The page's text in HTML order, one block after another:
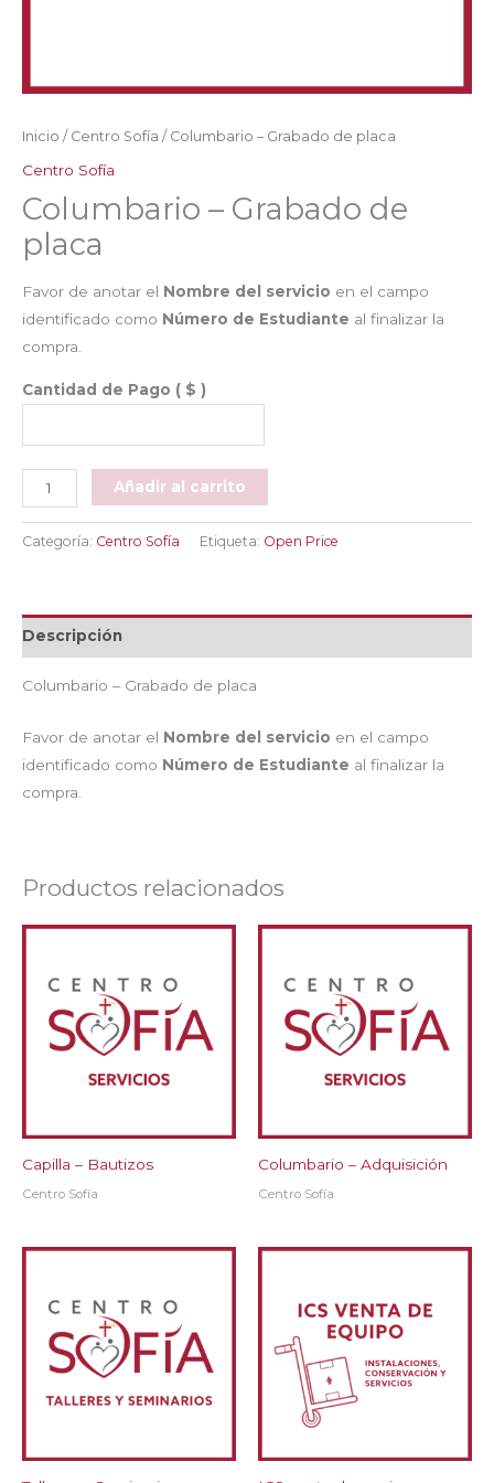
Inicio / Centro Sofía / Columbario – Grabado de placa
Centro Sofía
Columbario – Grabado de
placa
Favor de anotar el Nombre del servicio en el campo
identificado como Número de Estudiante al finalizar la
compra.
Cantidad de Pago ( $ )
Columbario
–
Grabado
cantidad
Añadir al carrito
Categoría: Centro Sofía Etiqueta: Open Price
Descripción
Columbario – Grabado de placa
Favor de anotar el Nombre del servicio en el campo
identificado como Número de Estudiante al finalizar la
compra.
Productos relacionados
Capilla – Bautizos
Centro Sofía
Columbario – Adquisición
Centro Sofía